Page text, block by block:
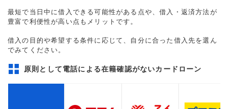
最短で当日中に借入できる可能性がある点や、借入・返済方法が
豊富で利便性が高い点もメリットです。
借入の目的や希望する条件に応じて、自分に合った借入先を選ん
でみてください。
原則として電話による在籍確認がないカードローン